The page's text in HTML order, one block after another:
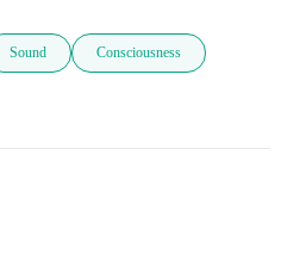
Sound Consciousness